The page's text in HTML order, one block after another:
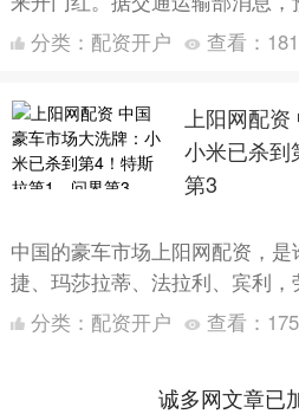
亿人次，再现历史峰值。旅游平
分类： 配资开户 查看： 181
上阳网配
小米已杀到
第3
中国的豪车市场上阳网配资，
捷、玛莎拉蒂、法拉利、宾利
们说的一线豪车品牌，我们一般
奔驰、、奥....
分类： 配资开户 查看： 175
诚多网文章已